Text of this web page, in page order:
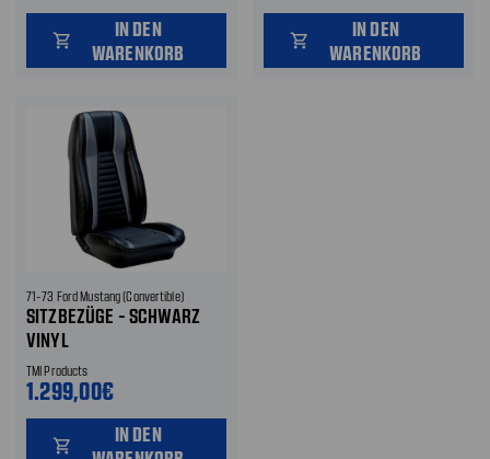
shopping_cart
IN DEN
WARENKORB
shopping_cart
IN DEN
WARENKORB
71-73 Ford Mustang (Convertible)
SITZBEZÜGE - SCHWARZ
VINYL
TMI Products
1.299,00€
shopping_cart
IN DEN